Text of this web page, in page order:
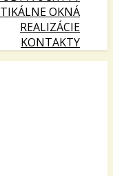
OKNÁ
REALIZÁCIE
KONTAKTY